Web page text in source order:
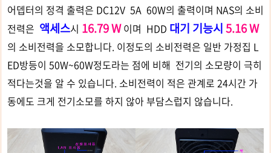
어뎁터의 정격 출력은 DC12V 5A 60W의 출력이며 NAS의 소비
전력은 액세스시 16.79 W이며 HDD 대기 기능시5.16 W
의 소비전력을 소모합니다. 이정도의 소비전력은 일반 가정집 L
ED방등이 50W~60W정도라는 점에 비해 전기의 소모량이 극히
적다는것을 알 수 있습니다. 소비전력이 적은 관계로 24시간 가
동에도 크게 전기소모를 하지 않아 부담스럽지 않습니다.